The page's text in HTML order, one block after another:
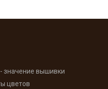
значение вышивки
цветов